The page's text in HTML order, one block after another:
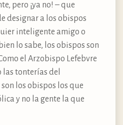
pero ¡ya no! – que
designar a los obispos
inteligente amigo o
lo sabe, los obispos son
el Arzobispo Lefebvre
tonterías del
los obispos los que
y no la gente la que